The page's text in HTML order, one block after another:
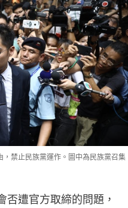
禁止民族黨運作。圖中為民族黨召集
否遭官方取締的問題，